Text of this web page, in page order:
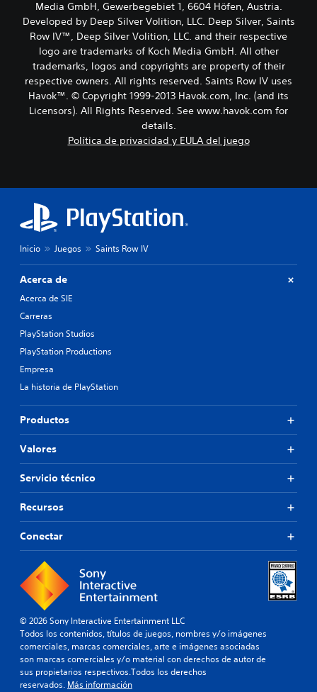
Media GmbH, Gewerbegebiet 1, 6604 Höfen, Austria.
Developed by Deep Silver Volition, LLC. Deep Silver, Saints
Row IV™, Deep Silver Volition, LLC. and their respective
logo are trademarks of Koch Media GmbH. All other
trademarks, logos and copyrights are property of their
respective owners. All rights reserved. Saints Row IV uses
Havok™. © Copyright 1999-2013 Havok.com, Inc. (and its
Licensors). All Rights Reserved. See www.havok.com for
details.
Política de privacidad y EULA del juego
Inicio Juegos Saints Row IV
Acerca de
Acerca de SIE
Carreras
PlayStation Studios
PlayStation Productions
Empresa
La historia de PlayStation
Productos
Valores
Servicio técnico
Recursos
Conectar
© 2026 Sony Interactive Entertainment LLC
Todos los contenidos, títulos de juegos, nombres y/o imágenes
comerciales, marcas comerciales, arte e imágenes asociadas
son marcas comerciales y/o material con derechos de autor de
sus propietarios respectivos.Todos los derechos
reservados. Más información